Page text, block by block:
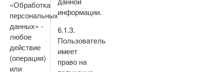
«Обработка
персональных
данных» -
любое
действие
(операция)
или
информации.
6.1.3.
Пользователь
имеет
право на